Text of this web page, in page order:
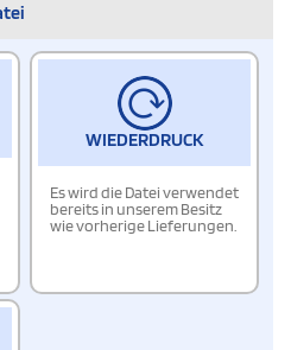
WIEDERDRUCK
Es wird die Datei verwendet
bereits in unserem Besitz
wie vorherige Lieferungen.